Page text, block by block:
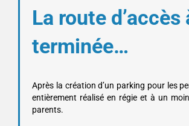
La route
terminée…
Après la création d’un parking pour les
entièrement réalisé en régie et à un
parents.